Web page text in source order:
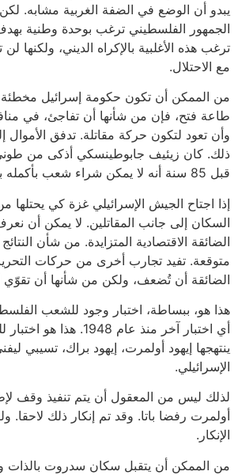
يبدو أن الوضع في الضفة الغربية مشابه. لكن
الجمهور الفلسطيني ترغب بوحدة وطنية
ترغب هذه الأغلبية بالإكراه الديني، ولكنها
مع الاحتلال.
من الممكن أن تكون حكومة إسرائيل مخطئة
طاعة فتح، فإن من شأنها أن تفاجئ، في
وأن تعود لتكون حركة مقاتلة. تدفق الأموال
ذلك. كان زيئيف جابوطينسكي أذكى من طوني
قبل 85 سنة أنه لا يمكن شراء شعب بأكمله بواسطة المال.
إذا اجتاح الجيش الإسرائيلي غزة كي
السكان إلى جانب المقاتلين. لا يمكن أن
الضائقة الاقتصادية المتزايدة. من شأن
متوقعة. تفيد تجارب أخرى من حركات
الضائقة أن تُضعف، ولكن من شأنها أن تقوّي
هذا هو، ببساطة، اختبار وجود للشعب
أي اختبار آخر منذ عام
ينتهجها إيهود أولمرت، إيهود براك، تسيبي
الإسرائيلي.
لذلك ليس من المعقول أن يتم تنفيذ وقف
أولمرت رفضا باتا. وقد تم إنكار ذلك لاحقا.
الإنكار.
من الممكن أن يتقبل سكان سدروت بالذات